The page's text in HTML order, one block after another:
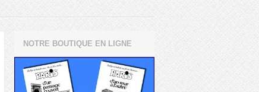
NOTRE BOUTIQUE EN LIGNE